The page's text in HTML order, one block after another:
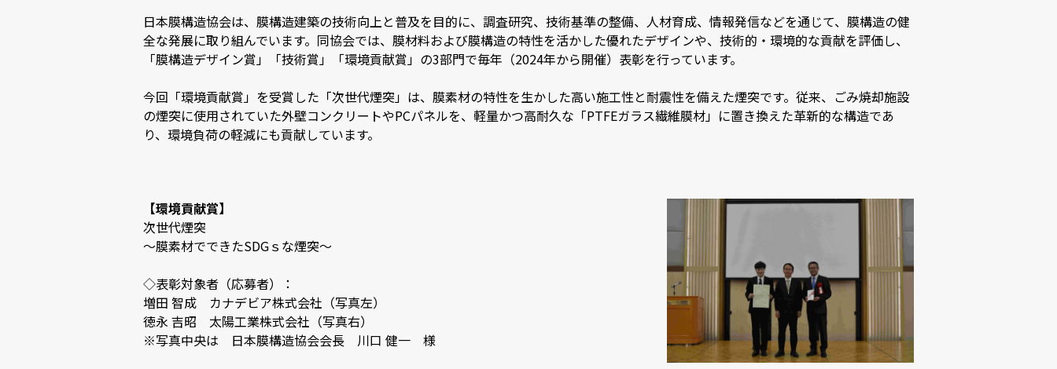
日本膜構造協会は、膜構造建築の技術向上と普及を目的に、調査研究、技術基準の整備、人材育成、情報発信などを通じて、膜構造の健
全な発展に取り組んでいます。同協会では、膜材料および膜構造の特性を活かした優れたデザインや、技術的・環境的な貢献を評価し、
「膜構造デザイン賞」「技術賞」「環境貢献賞」の3部門で毎年（2024年から開催）表彰を行っています。
今回「環境貢献賞」を受賞した「次世代煙突」は、膜素材の特性を生かした高い施工性と耐震性を備えた煙突です。従来、ごみ焼却施設
の煙突に使用されていた外壁コンクリートやPCパネルを、軽量かつ高耐久な「PTFEガラス繊維膜材」に置き換えた革新的な構造であ
り、環境負荷の軽減にも貢献しています。
【環境貢献賞】
次世代煙突
～膜素材でできたSDGｓな煙突～
◇表彰対象者（応募者）：
増田 智成 カナデビア株式会社（写真左）
徳永 吉昭 太陽工業株式会社（写真右）
※写真中央は 日本膜構造協会会長 川口 健一 様